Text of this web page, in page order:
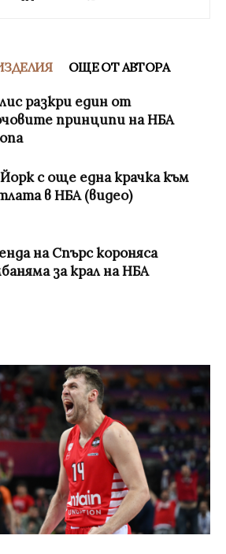
ОЩЕ ОТ АВТОРА
разкри един от
принципи на НБА
с още една крачка към
в НБА (видео)
на Спърс короняса
за крал на НБА